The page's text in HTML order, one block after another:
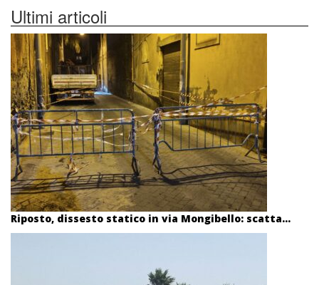
Ultimi articoli
Riposto, dissesto statico in via Mongibello: scatta...